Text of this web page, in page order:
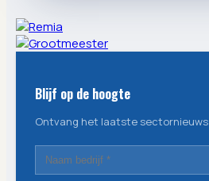
Blijf op de hoogte
Ontvang het laatste sectornieuws